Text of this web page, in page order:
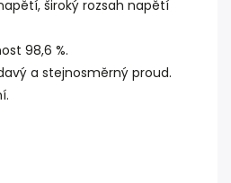
široký rozsah napětí
98,6 %.
a stejnosměrný proud.